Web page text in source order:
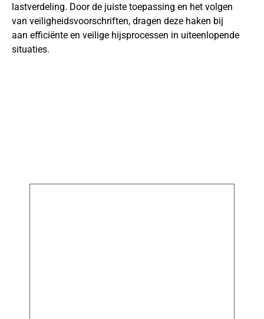
lastverdeling. Door de juiste toepassing en het volgen
van veiligheidsvoorschriften, dragen deze haken bij
aan efficiënte en veilige hijsprocessen in uiteenlopende
situaties.